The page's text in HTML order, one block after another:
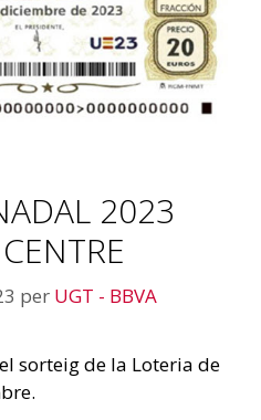
2023
per UGT - BBVA
sorteig de la Loteria de